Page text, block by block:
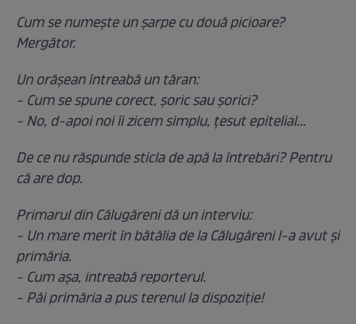
Cum se numește un șarpe cu două picioare?
Mergător.
Un orășean întreabă un tăran:
- Cum se spune corect, șoric sau șorici?
- No, d-apoi noi îi zicem simplu, țesut epitelial...
De ce nu răspunde sticla de apă la întrebări? Pentru
că are dop.
Primarul din Călugăreni dă un interviu:
- Un mare merit în bătălia de la Călugăreni l-a avut și
primăria.
- Cum așa, intreabă reporterul.
- Păi primăria a pus terenul la dispoziție!